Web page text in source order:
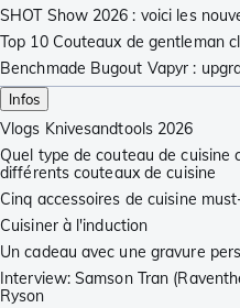
SHOT Show 2026 : voici les
Top 10 Couteaux de gentleman
Benchmade Bugout Vapyr :
Infos
Vlogs Knivesandtools 2026
Quel type de couteau de cuisine
différents couteaux de cuisine
Cinq accessoires de cuisine
Cuisiner à l'induction
Un cadeau avec une gravure
Interview: Samson Tran
Ryson